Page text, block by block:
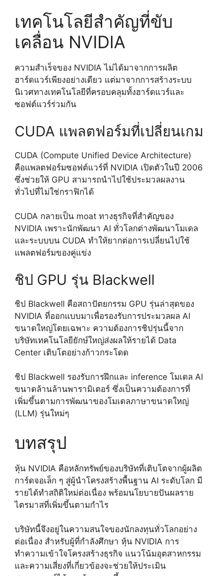
เทคโนโลยีสำคัญที่ขับ
เคลื่อน NVIDIA
ความสำเร็จของ NVIDIA ไม่ได้มาจากการผลิต
ฮาร์ดแวร์เพียงอย่างเดียว แต่มาจากการสร้างระบบ
นิเวศทางเทคโนโลยีที่ครอบคลุมทั้งฮาร์ดแวร์และ
ซอฟต์แวร์ร่วมกัน
CUDA แพลตฟอร์มที่เปลี่ยนเกม
CUDA (Compute Unified Device Architecture)
คือแพลตฟอร์มซอฟต์แวร์ที่ NVIDIA เปิดตัวในปี 2006
ซึ่งช่วยให้ GPU สามารถนำไปใช้ประมวลผลงาน
ทั่วไปที่ไม่ใช่กราฟิกได้
CUDA กลายเป็น moat ทางธุรกิจที่สำคัญของ
NVIDIA เพราะนักพัฒนา AI ทั่วโลกต่างพัฒนาโมเดล
และระบบบน CUDA ทำให้ยากต่อการเปลี่ยนไปใช้
แพลตฟอร์มของคู่แข่ง
ชิป GPU รุ่น Blackwell
ชิป Blackwell คือสถาปัตยกรรม GPU รุ่นล่าสุดของ
NVIDIA ที่ออกแบบมาเพื่อรองรับการประมวลผล AI
ขนาดใหญ่โดยเฉพาะ ความต้องการชิปรุ่นนี้จาก
บริษัทเทคโนโลยียักษ์ใหญ่ส่งผลให้รายได้ Data
Center เติบโตอย่างก้าวกระโดด
ชิป Blackwell รองรับการฝึกและ inference โมเดล AI
ขนาดล้านล้านพารามิเตอร์ ซึ่งเป็นความต้องการที่
เพิ่มขึ้นตามการพัฒนาของโมเดลภาษาขนาดใหญ่
(LLM) รุ่นใหม่ๆ
บทสรุป
หุ้น NVIDIA คือหลักทรัพย์ของบริษัทที่เติบโตจากผู้ผลิต
การ์ดจอเล็ก ๆ สู่ผู้นำโครงสร้างพื้นฐาน AI ระดับโลก มี
รายได้ทำสถิติใหม่ต่อเนื่อง พร้อมนโยบายปันผลราย
ไตรมาสที่เพิ่มขึ้นตามกำไร
บริษัทนี้จึงอยู่ในความสนใจของนักลงทุนทั่วโลกอย่าง
ต่อเนื่อง สำหรับผู้ที่กำลังศึกษา หุ้น NVIDIA การ
ทำความเข้าใจโครงสร้างธุรกิจ แนวโน้มอุตสาหกรรม
และความเสี่ยงที่เกี่ยวข้องจะช่วยให้ประเมิน